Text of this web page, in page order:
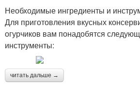
Необходимые ингредиенты и
Для приготовления вкусных
огурчиков вам понадобятся
инструменты:
читать дальше →